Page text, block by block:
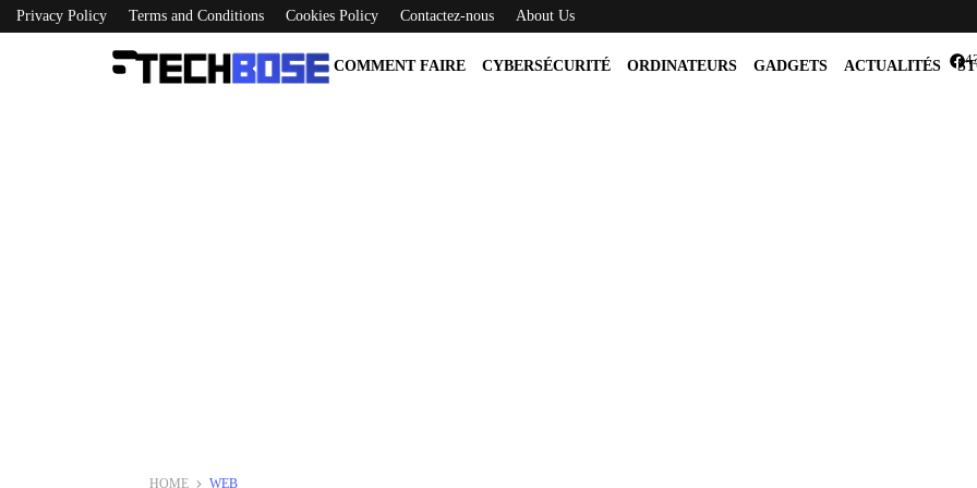
Privacy Policy Terms and Conditions Cookies Policy Contactez-nous About Us
COMMENT FAIRE CYBERSÉCURITÉ ORDINATEURS GADGETS ACTUALITÉS
HOME WEB